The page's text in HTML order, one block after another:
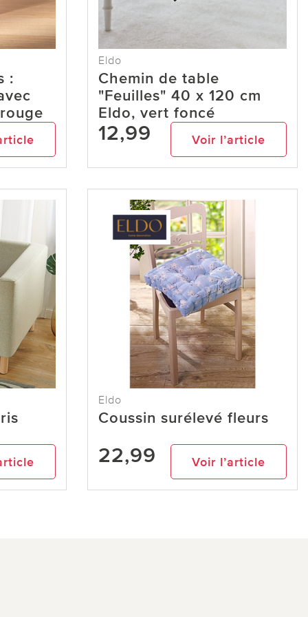
:
Eldo
Chemin de table
"Feuilles" 40 x 120 cm
Eldo, vert foncé
12,99 Voir l’article
Eldo
Coussin surélevé fleurs
22,99 Voir l’article